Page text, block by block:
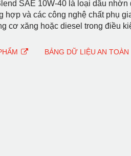
SAE 10W-40 là loại dầu
hợp và các công nghệ chất phụ
cơ xăng hoặc diesel trong điều
BẢNG DỮ LIỆU AN TOÀN